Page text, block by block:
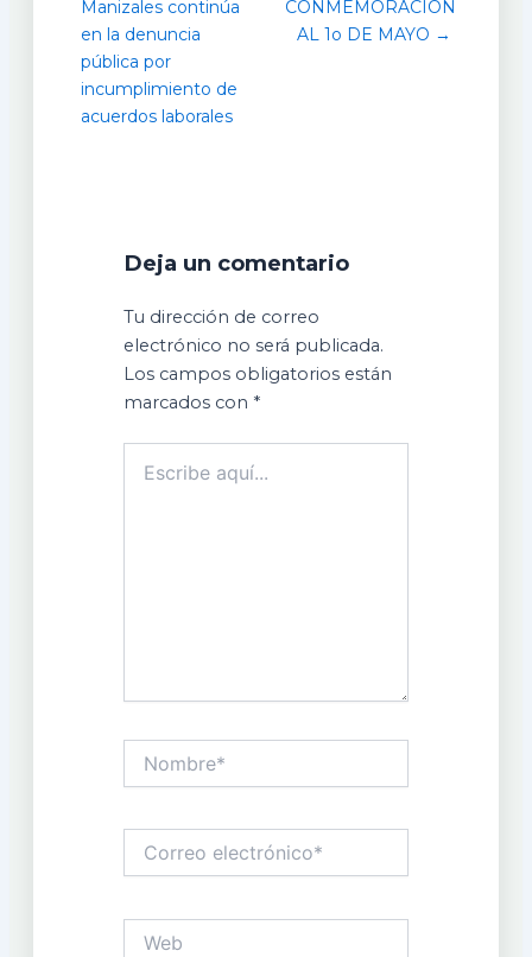
Manizales continúa
en la denuncia
pública por
incumplimiento de
acuerdos laborales
CONMEMORACION
AL 1o DE MAYO →
Deja un comentario
Tu dirección de correo
electrónico no será publicada.
Los campos obligatorios están
marcados con *
aquí...
electrónico*